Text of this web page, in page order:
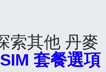
索其他 丹麥
套餐選項